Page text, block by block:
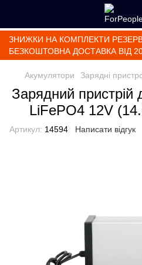
ЗНИЖКИ НА КОМПЛЕКТИ
БЕЗКОШТОВНА ДОСТАВКА ВІД
Акумулятори Зарядні
Зарядний пристрій
LiFePO4 12V
Артикул: 14594 Написати відгук